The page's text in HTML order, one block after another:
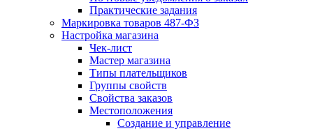
Практические задания
Маркировка товаров 487-ФЗ
Настройка магазина
Чек-лист
Мастер магазина
Типы плательщиков
Группы свойств
Свойства заказов
Местоположения
Создание и управление